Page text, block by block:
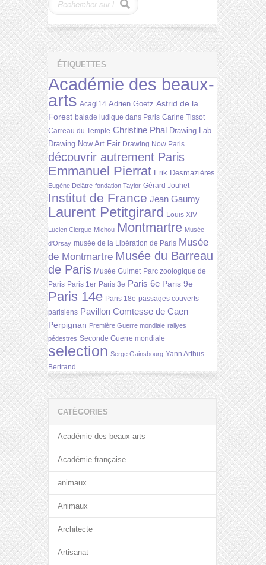
ÉTIQUETTES
Académie des beaux-
arts Acagl14 Adrien Goetz Astrid de la
Forest balade ludique dans Paris Carine Tissot
Carreau du Temple Christine Phal Drawing Lab
Drawing Now Art Fair Drawing Now Paris
découvrir autrement Paris
Emmanuel Pierrat Erik Desmazières
Eugène Delâtre fondation Taylor Gérard Jouhet
Institut de France Jean Gaumy
Laurent Petitgirard Louis XIV
Lucien Clergue Michou Montmartre Musée
d'Orsay musée de la Libération de Paris Musée
de Montmartre Musée du Barreau
de Paris Musée Guimet Parc zoologique de
Paris Paris 1er Paris 3e Paris 6e Paris 9e
Paris 14e Paris 18e passages couverts
parisiens Pavillon Comtesse de Caen
Perpignan Première Guerre mondiale rallyes
pédestres Seconde Guerre mondiale
selection Serge Gainsbourg Yann Arthus-
Bertrand
CATÉGORIES
Académie des beaux-arts
Académie française
animaux
Animaux
Architecte
Artisanat